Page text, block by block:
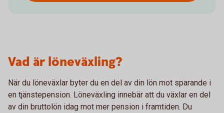
Vad är löneväxling?
När du löneväxlar byter du en del av din lön mot sparande i
en tjänstepension. Löneväxling innebär att du växlar en del
av din bruttolön idag mot mer pension i framtiden. Du